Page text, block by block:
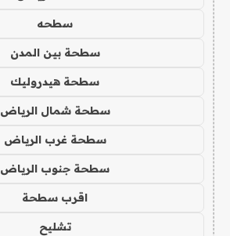
سطحه
سطحة بين المدن
سطحة هيدروليك
سطحة شمال الرياض
سطحة غرب الرياض
سطحة جنوب الرياض
اقرب سطحة
تشليح